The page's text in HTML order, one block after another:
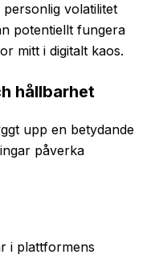
volatilitet
potentiellt fungera
mitt i digitalt kaos.
hållbarhet
upp en betydande
påverka
i plattformens